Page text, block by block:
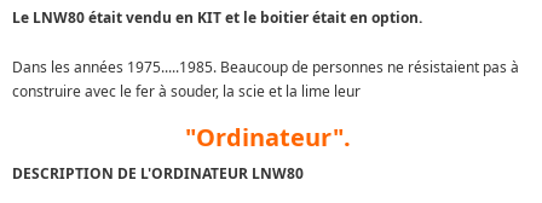
Le LNW80 était vendu en KIT et le boitier était en option.
Dans les années 1975.....1985. Beaucoup de personnes ne résistaient pas à
construire avec le fer à souder, la scie et la lime leur
"Ordinateur".
DESCRIPTION DE L'ORDINATEUR LNW80